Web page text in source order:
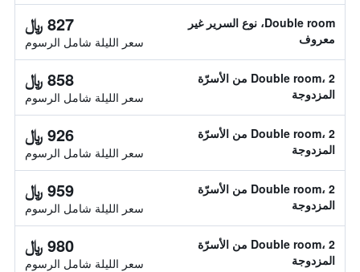
Double room، نوع السرير غير
معروف
827 ﷼
سعر الليلة شامل الرسوم
Double room، 2 من الأسرّة
المزدوجة
858 ﷼
سعر الليلة شامل الرسوم
Double room، 2 من الأسرّة
المزدوجة
926 ﷼
سعر الليلة شامل الرسوم
Double room، 2 من الأسرّة
المزدوجة
959 ﷼
سعر الليلة شامل الرسوم
Double room، 2 من الأسرّة
المزدوجة
980 ﷼
سعر الليلة شامل الرسوم